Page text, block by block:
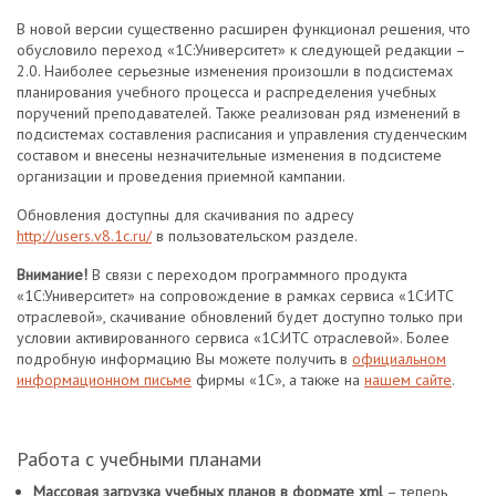
В новой версии существенно расширен функционал решения, что
обусловило переход «1С:Университет» к следующей редакции –
2.0. Наиболее серьезные изменения произошли в подсистемах
планирования учебного процесса и распределения учебных
поручений преподавателей. Также реализован ряд изменений в
подсистемах составления расписания и управления студенческим
составом и внесены незначительные изменения в подсистеме
организации и проведения приемной кампании.
Обновления доступны для скачивания по адресу
http://users.v8.1c.ru/в пользовательском разделе.
Внимание! В связи с переходом программного продукта
«1С:Университет» на сопровождение в рамках сервиса «1С:ИТС
отраслевой», скачивание обновлений будет доступно только при
условии активированного сервиса «1С:ИТС отраслевой». Более
подробную информацию Вы можете получить в официальном
информационном письме фирмы «1С», а также на нашем сайте.
Работа с учебными планами
Массовая загрузка учебных планов в формате xml – теперь